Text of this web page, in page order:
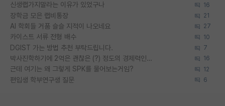
신생랩가지말라는 이유가 있었구나 16
장학금 모은 랩비통장 21
AI 학회들 거품 슬슬 지적이 나오네요 27
카이스트 서류 전형 배수 10
DGIST 가는 방법 추천 부탁드립니다. 7
박사진학하기에 2억은 괜찮은 (?) 정도의 경제력인가요 16
근데 여기는 왜 그렇게 SPK를 물어보는거임? 12
편입생 학부연구생 질문 6